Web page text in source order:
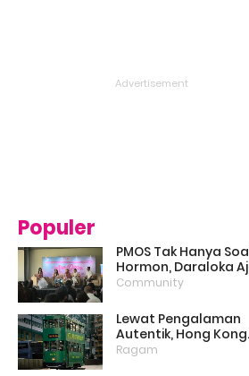
Populer
PMOS Tak Hanya
Hormon, Daraloka
Publik Pahami Luka
Stigma
Community
Lewat Pengalaman
Autentik, Hong Kong
Punya Cara Baru
Ragam